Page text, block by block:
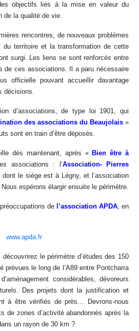
objectifs liés à la mise en valeur du
de la qualité de vie.
rencontres, de nouveaux problèmes
du territoire et la transformation de cette
surgi. Les liens se sont renforcés entre
de ces associations. Il a paru nécessaire
officielle pouvant accueillir davantage
décisions.
d’associations, de type loi 1901, qui
des associations du Beaujolais »
sont en train d’être déposés.
dès maintenant, après « Bien être à
associations : l’Association- Pierres
dont le siège est à Légny, et l’association
Nous espérons élargir ensuite le périmètre.
de l’association APDA, en
www.apda.fr
le périmètre d’études des 150
prévues le long de l’A89 entre Pontcharra
considérables, dévoreurs
Des projets dont la justification et
à être vérifiés de près… Devrons-nous
de zones d’activité abandonnés après la
un rayon de 30 km ?